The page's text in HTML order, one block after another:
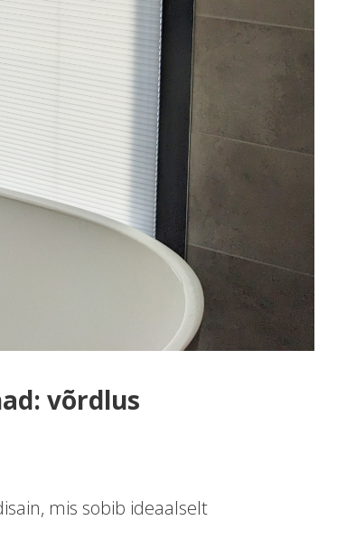
võrdlus
mis sobib ideaalselt